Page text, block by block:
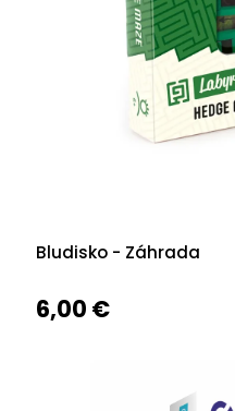
Bludisko - Záhrada
6,00 €